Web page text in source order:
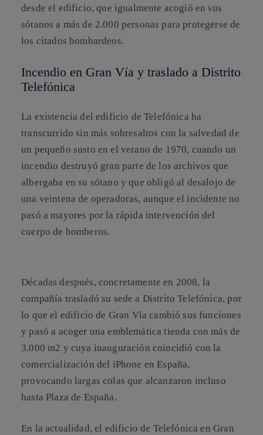
desde el edificio, que igualmente acogió en sus
sótanos a más de 2.000 personas para protegerse de
los citados bombardeos.
Incendio en Gran Vía y traslado a Distrito
Telefónica
La existencia del edificio de Telefónica ha
transcurrido sin más sobresaltos con la salvedad de
un pequeño susto en el verano de 1970, cuando un
incendio destruyó gran parte de los archivos que
albergaba en su sótano y que obligó al desalojo de
una veintena de operadoras, aunque el incidente no
pasó a mayores por la rápida intervención del
cuerpo de bomberos.
Décadas después, concretamente en 2008, la
compañía trasladó su sede a Distrito Telefónica, por
lo que el edificio de Gran Vía cambió sus funciones
y pasó a acoger una emblemática tienda con más de
3.000 m2 y cuya inauguración coincidió con la
comercialización del iPhone en España,
provocando largas colas que alcanzaron incluso
hasta Plaza de España.
En la actualidad, el edificio de Telefónica en Gran